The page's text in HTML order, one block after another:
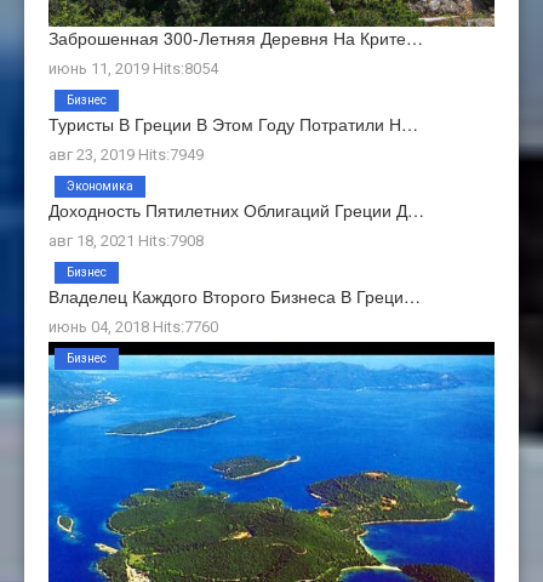
Заброшенная 300-Летняя Деревня На Крите…
июнь 11, 2019 Hits:8054
Туристы В Греции В Этом Году Потратили Н…
авг 23, 2019 Hits:7949
Бизнес
Доходность Пятилетних Облигаций Греции Д…
авг 18, 2021 Hits:7908
Экономика
Владелец Каждого Второго Бизнеса В Греци…
июнь 04, 2018 Hits:7760
Бизнес
Бизнес